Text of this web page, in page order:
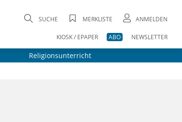
SUCHE MERKLISTE ANMELDEN
KIOSK / EPAPER ABO NEWSLETTER
Religionsunterricht